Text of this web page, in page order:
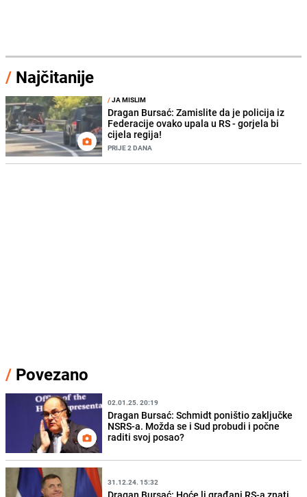
/ Najčitanije
/JA MISLIM
Dragan Bursać: Zamislite da je policija iz
Federacije ovako upala u RS - gorjela bi
cijela regija!
PRIJE 2 DANA
/ Povezano
02.01.25. 20:19
Dragan Bursać: Schmidt poništio zaključke
NSRS-a. Možda se i Sud probudi i počne
raditi svoj posao?
31.12.24. 15:32